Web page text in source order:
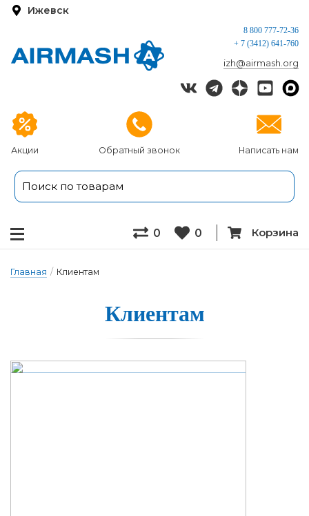
Ижевск
Акции Обратный звонок Написать нам
8 800 777-72-36
+ 7 (3412) 641-760
izh@airmash.org
0 0 Корзина
Главная / Клиентам
Клиентам